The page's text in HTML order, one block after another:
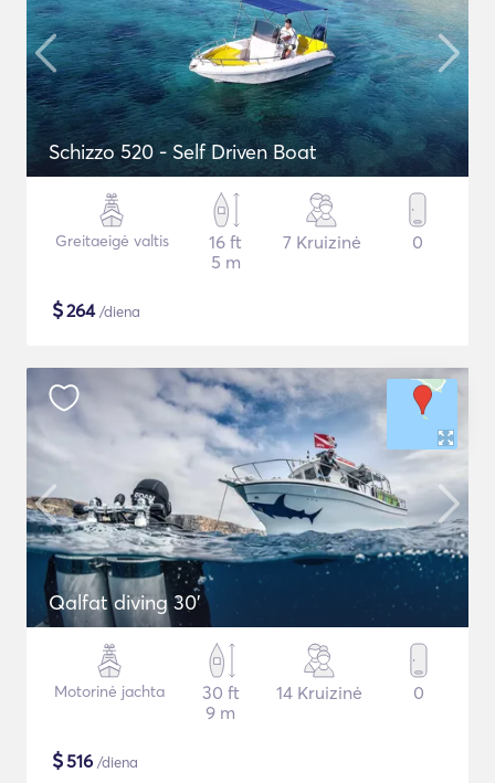
Schizzo 520 - Self Driven Boat
Greitaeigė valtis
16 ft
5 m
7 Kruizinė 0
$264/diena
Qalfat diving 30'
Motorinė jachta
30 ft
9 m
14 Kruizinė 0
$516 /diena